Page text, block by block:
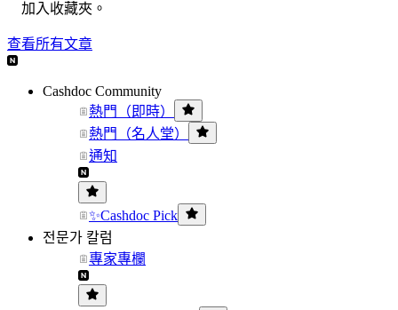
加入收藏夾。
查看所有文章
Cashdoc Community
熱門（即時）
熱門（名人堂）
通知
✨Cashdoc Pick
전문가 칼럼
專家專欄